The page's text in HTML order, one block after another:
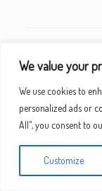
We value your
We use cookies to
personalized ads or
All", you consent to
Customize